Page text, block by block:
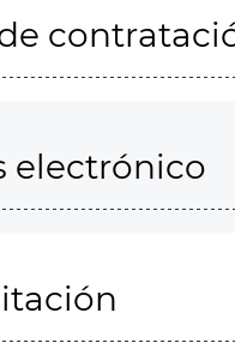
electrónico